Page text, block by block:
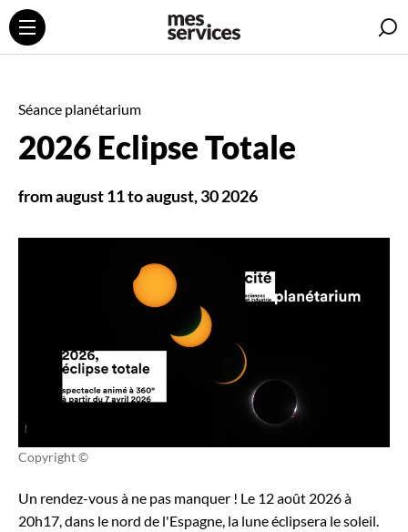
Séance planétarium
2026 Eclipse Totale
from august 11 to august, 30 2026
Copyright ©
Un rendez-vous à ne pas manquer ! Le 12 août 2026 à
20h17, dans le nord de l'Espagne, la lune éclipsera le soleil.